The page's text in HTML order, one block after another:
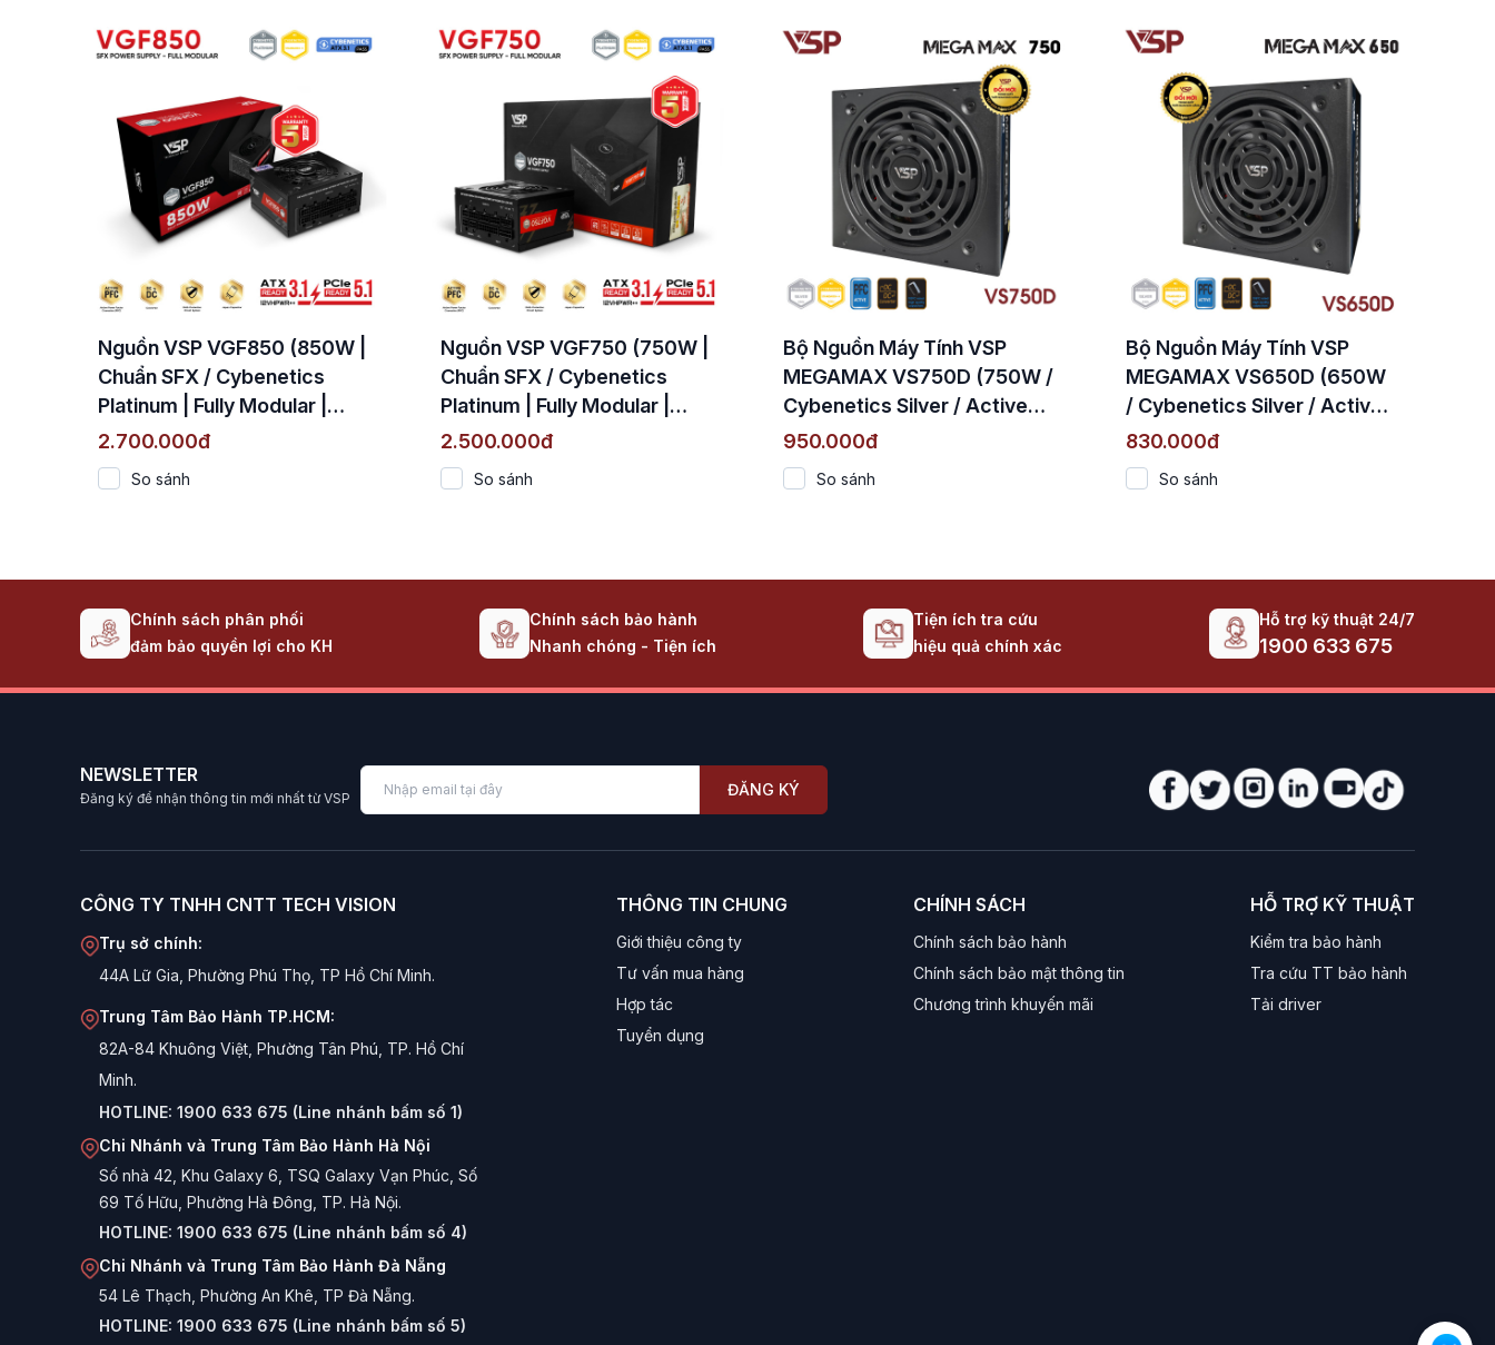
Nguồn VSP VGF850 (850W |
Chuẩn SFX / Cybenetics
Platinum | Fully Modular |
ATX 3.1 & PCIe 5.1)
2.700.000đ
So sánh
Nguồn VSP VGF750 (750W |
Chuẩn SFX / Cybenetics
Platinum | Fully Modular |
ATX 3.1 & PCIe 5.1)
2.500.000đ
So sánh
Bộ Nguồn Máy Tính VSP
MEGAMAX VS750D (750W /
Cybenetics Silver / Active
PFC / DC to DC)
950.000đ
So sánh
Bộ Nguồn Máy Tính VSP
MEGAMAX VS650D (650W
/ Cybenetics Silver / Active
PFC / DC to DC)
830.000đ
So sánh
Chính sách phân phối
đảm bảo quyền lợi cho KH
Chính sách bảo hành
Nhanh chóng - Tiện ích
Tiện ích tra cứu
hiệu quả chính xác
Hỗ trợ kỹ thuật 24/7
1900 633 675
NEWSLETTER
Đăng ký để nhận thông tin mới nhất từ VSP ĐĂNG KÝ
CÔNG TY TNHH CNTT TECH VISION
Trụ sở chính:
44A Lữ Gia, Phường Phú Thọ, TP Hồ Chí Minh.
Trung Tâm Bảo Hành TP.HCM:
82A-84 Khuông Việt, Phường Tân Phú, TP. Hồ Chí
Minh.
HOTLINE: 1900 633 675 (Line nhánh bấm số 1)
Chi Nhánh và Trung Tâm Bảo Hành Hà Nội
Số nhà 42, Khu Galaxy 6, TSQ Galaxy Vạn Phúc, Số
69 Tố Hữu, Phường Hà Đông, TP. Hà Nội.
HOTLINE: 1900 633 675 (Line nhánh bấm số 4)
Chi Nhánh và Trung Tâm Bảo Hành Đà Nẵng
54 Lê Thạch, Phường An Khê, TP Đà Nẵng.
HOTLINE: 1900 633 675 (Line nhánh bấm số 5)
THÔNG TIN CHUNG
Giới thiệu công ty
Tư vấn mua hàng
Hợp tác
Tuyển dụng
CHÍNH SÁCH
Chính sách bảo hành
Chính sách bảo mật thông tin
Chương trình khuyến mãi
HỖ TRỢ KỸ THUẬT
Kiểm tra bảo hành
Tra cứu TT bảo hành
Tải driver